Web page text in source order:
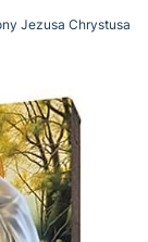
Jezusa Chrystusa